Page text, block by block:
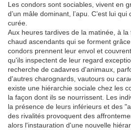
Les condors sont sociables, vivent en
d’un mâle dominant, l’apu. C’est lui
curée.
Aux heures tardives de la matinée, à
chaud ascendants qui se forment
condors prennent leur envol et
qu'ils inspectent de leur regard
recherche de cadavres d'animaux,
d'autres charognards, vautours ou
existe une hiérarchie sociale chez les
la façon dont ils se nourrissent. Les
la présence de leurs inférieurs et des
des rivalités provoquent des
alors l'instauration d'une nouvelle